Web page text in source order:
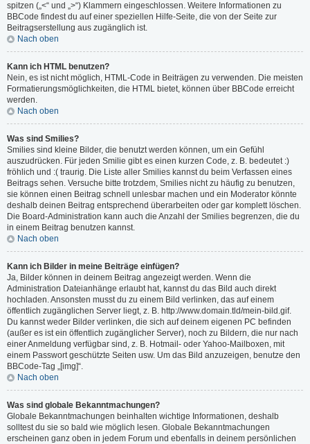
spitzen („<“ und „>“) Klammern eingeschlossen. Weitere Informationen zu
BBCode findest du auf einer speziellen Hilfe-Seite, die von der Seite zur
Beitragserstellung aus zugänglich ist.
Nach oben
Kann ich HTML benutzen?
Nein, es ist nicht möglich, HTML-Code in Beiträgen zu verwenden. Die meisten
Formatierungsmöglichkeiten, die HTML bietet, können über BBCode erreicht
werden.
Nach oben
Was sind Smilies?
Smilies sind kleine Bilder, die benutzt werden können, um ein Gefühl
auszudrücken. Für jeden Smilie gibt es einen kurzen Code, z. B. bedeutet :)
fröhlich und :( traurig. Die Liste aller Smilies kannst du beim Verfassen eines
Beitrags sehen. Versuche bitte trotzdem, Smilies nicht zu häufig zu benutzen,
sie können einen Beitrag schnell unlesbar machen und ein Moderator könnte
deshalb deinen Beitrag entsprechend überarbeiten oder gar komplett löschen.
Die Board-Administration kann auch die Anzahl der Smilies begrenzen, die du
in einem Beitrag benutzen kannst.
Nach oben
Kann ich Bilder in meine Beiträge einfügen?
Ja, Bilder können in deinem Beitrag angezeigt werden. Wenn die
Administration Dateianhänge erlaubt hat, kannst du das Bild auch direkt
hochladen. Ansonsten musst du zu einem Bild verlinken, das auf einem
öffentlich zugänglichen Server liegt, z. B. http://www.domain.tld/mein-bild.gif.
Du kannst weder Bilder verlinken, die sich auf deinem eigenen PC befinden
(außer es ist ein öffentlich zugänglicher Server), noch zu Bildern, die nur nach
einer Anmeldung verfügbar sind, z. B. Hotmail- oder Yahoo-Mailboxen, mit
einem Passwort geschützte Seiten usw. Um das Bild anzuzeigen, benutze den
BBCode-Tag „[img]“.
Nach oben
Was sind globale Bekanntmachungen?
Globale Bekanntmachungen beinhalten wichtige Informationen, deshalb
solltest du sie so bald wie möglich lesen. Globale Bekanntmachungen
erscheinen ganz oben in jedem Forum und ebenfalls in deinem persönlichen